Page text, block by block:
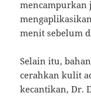
mencampurkan
menit sebelum
Selain itu,
cerahkan kulit
kecantikan, Dr.